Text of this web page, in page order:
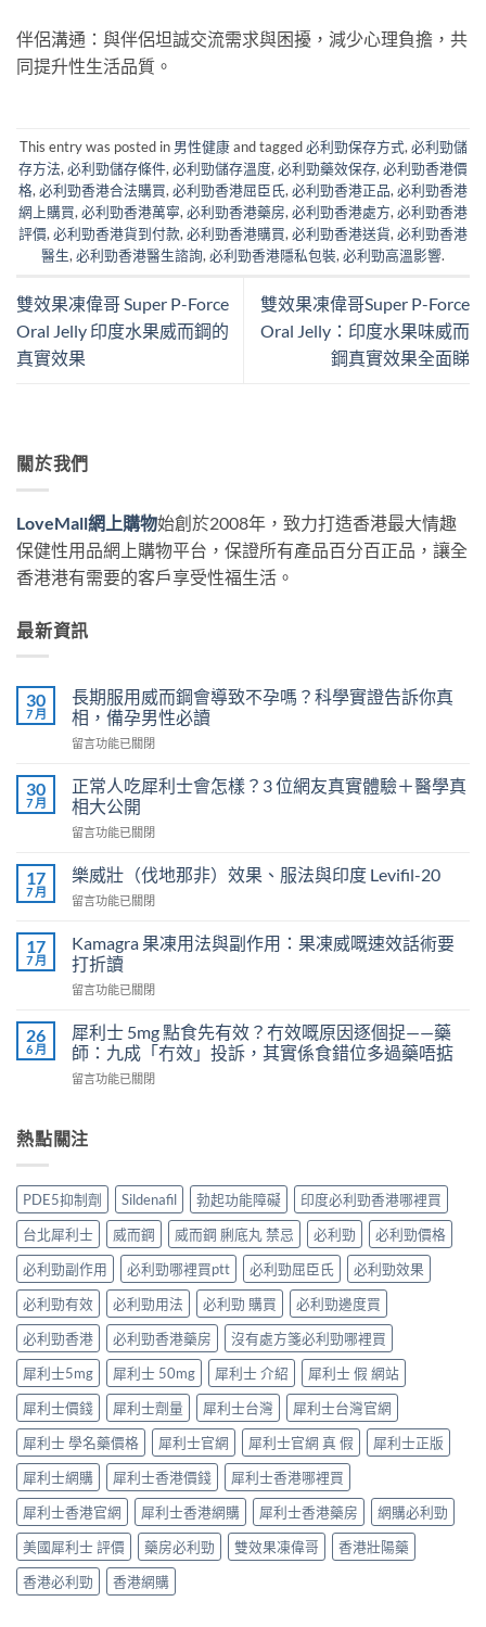
伴侶溝通：與伴侶坦誠交流需求與困擾，減少心理負擔，共
同提升性生活品質。
This entry was posted in 男性健康and tagged必利勁保存方式, 必利勁儲
存方法, 必利勁儲存條件, 必利勁儲存溫度, 必利勁藥效保存, 必利勁香港價
格, 必利勁香港合法購買, 必利勁香港屈臣氏, 必利勁香港正品, 必利勁香港
網上購買, 必利勁香港萬寧, 必利勁香港藥房, 必利勁香港處方, 必利勁香港
評價, 必利勁香港貨到付款, 必利勁香港購買, 必利勁香港送貨, 必利勁香港
醫生, 必利勁香港醫生諮詢, 必利勁香港隱私包裝, 必利勁高溫影響.
雙效果凍偉哥 Super P-Force
Oral Jelly 印度水果威而鋼的
真實效果
雙效果凍偉哥Super P-Force
Oral Jelly：印度水果味威而
鋼真實效果全面睇
關於我們
LoveMall網上購物始創於2008年，致力打造香港最大情趣
保健性用品網上購物平台，保證所有產品百分百正品，讓全
香港港有需要的客戶享受性福生活。
最新資訊
30
7 月
長期服用威而鋼會導致不孕嗎？科學實證告訴你真
相，備孕男性必讀
在
期
服
用
威
鋼
導
不
孕
嗎？
實
證
告
真
相，
孕
男
性
必
讀〉
中
留言功能已關閉
30
7 月
正常人吃犀利士會怎樣？3 位網友真實體驗＋醫學真
相大公開
在
常
人
吃
利
士
怎
3
位
網
實
體
醫
學
真
相
大
公
開〉
中
留言功能已關閉
17
7 月
樂威壯（伐地那非）效果、服法與印度 Levifil-20
在
威
壯
（伐
地
非）
效
果、
服
印
20〉
中
留言功能已關閉
17
7 月
Kamagra 果凍用法與副作用：果凍威嘅速效話術要
打折讀
在
果
凍
用
法
作
凍
威
嘅
速
效
話
術
要
打
折
讀〉
中
留言功能已關閉
26
6 月
犀利士 5mg 點食先有效？冇效嘅原因逐個捉——藥
師：九成「冇效」投訴，其實係食錯位多過藥唔掂
在
士
5mg
食
先
有
效？
冇
效
嘅
原
因
逐
個
捉
——
藥
師：
九
成
「冇
效」
投
訴，
其
實
留言功能已關閉
熱點關注
PDE5抑制劑 Sildenafil 勃起功能障礙
印度必利勁香港哪裡買
台北犀利士
威而鋼 威而鋼 脷底丸 禁忌 必利勁
必利勁價格
必利勁副作用
必利勁哪裡買ptt 必利勁屈臣氏
必利勁效果
必利勁有效
必利勁用法 必利勁 購買
必利勁邊度買
必利勁香港
必利勁香港藥房
沒有處方箋必利勁哪裡買
犀利士5mg
犀利士 50mg 犀利士 介紹
犀利士 假 網站
犀利士價錢
犀利士劑量 犀利士台灣
犀利士台灣官網
犀利士 學名藥價格
犀利士官網 犀利士官網 真 假
犀利士正版
犀利士網購
犀利士香港價錢
犀利士香港哪裡買
犀利士香港官網
犀利士香港網購 犀利士香港藥房
網購必利勁
美國犀利士 評價
藥房必利勁 雙效果凍偉哥
香港壯陽藥
香港必利勁
香港網購